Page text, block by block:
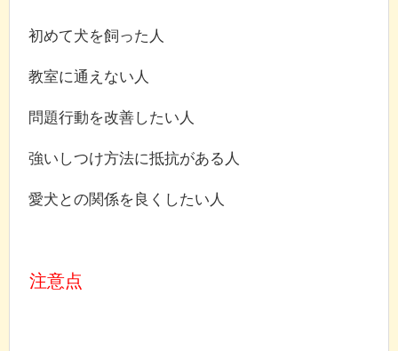
初めて犬を飼った人
教室に通えない人
問題行動を改善したい人
強いしつけ方法に抵抗がある人
愛犬との関係を良くしたい人
注意点